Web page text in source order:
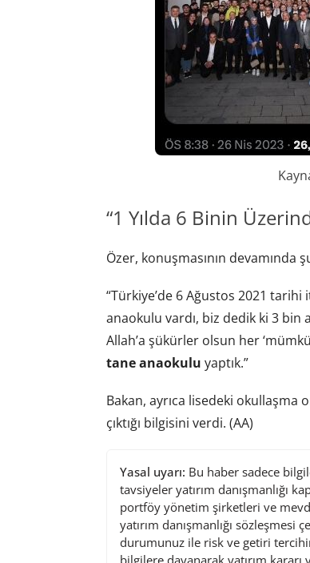
“1 Yılda 6 Binin
Özer, konuşmasının devamında
“Türkiye’de 6 Ağustos 2021
anaokulu vardı, biz dedik ki 3 bin
Allah’a şükürler olsun her
tane anaokulu yaptık.”
Bakan, ayrıca lisedeki okullaşma
çıktığı bilgisini verdi. (AA)
Yasal uyarı: Bu haber sadece
tavsiyeler yatırım danışmanlığı
portföy yönetim şirketleri ve
yatırım danışmanlığı
durumunuz ile risk ve getiri